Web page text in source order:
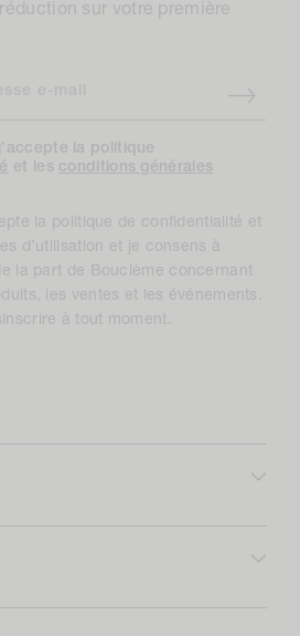
sur votre première
la politique
et les conditions générales
la politique de confidentialité et
d’utilisation et je consens à
la part de Bouclème concernant
les ventes et les événements.
à tout moment.